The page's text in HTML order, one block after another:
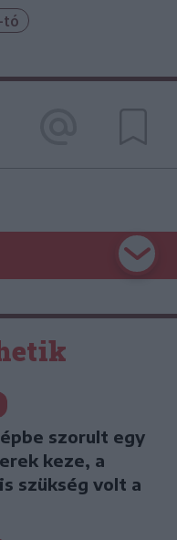
tó
szorult egy
keze, a
szükség volt a